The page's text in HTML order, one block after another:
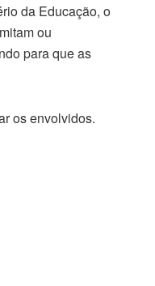
da Educação, o
ou
para que as
os envolvidos.